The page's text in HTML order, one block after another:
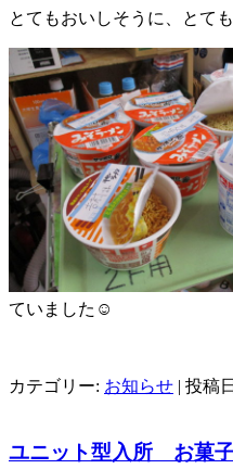
とてもおいしそうに、とて
ていました☺
カテゴリー: お知らせ | 投稿
ユニット型入所 お菓